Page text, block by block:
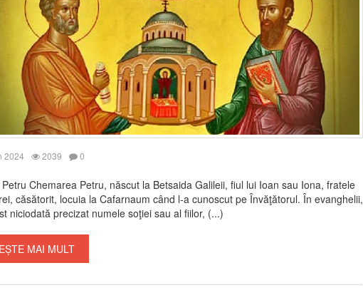
2024 2039 0
Chemarea Petru, născut la Betsaida Galileii, fiul lui Ioan sau Iona, fratele
căsătorit, locuia la Cafarnaum când l-a cunoscut pe Învăţătorul. În evanghelii,
niciodată precizat numele soţiei sau al fiilor, (...)
MAI MULT